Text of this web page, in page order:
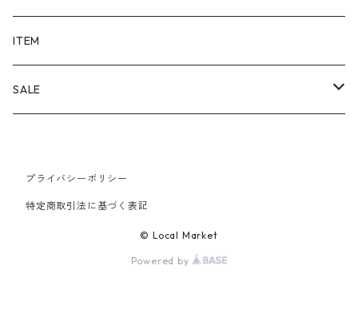
SHORTS
PANTS
ITEM
SALE
PANTS
プライバシーポリシー
特定商取引法に基づく表記
© Local Market
Powered by